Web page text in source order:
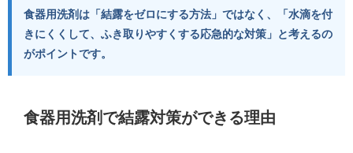
食器用洗剤は「結露をゼロにする方法」ではなく、「水滴を付
きにくくして、ふき取りやすくする応急的な対策」と考えるの
がポイントです。
食器用洗剤で結露対策ができる理由